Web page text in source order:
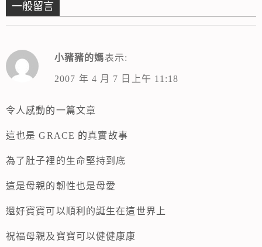
一般留言
小豬豬的媽表示:
2007 年 4 月 7 日上午 11:18
令人感動的一篇文章
這也是 GRACE 的真實故事
為了肚子裡的生命堅持到底
這是母親的韌性也是母愛
還好寶寶可以順利的誕生在這世界上
祝福母親及寶寶可以健健康康